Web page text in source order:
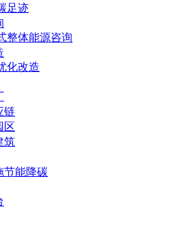
足迹
整体能源咨询
化改造
链
区
筑
节能降碳